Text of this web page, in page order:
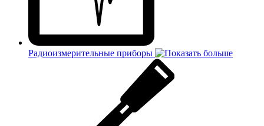
Радиоизмерительные приборы